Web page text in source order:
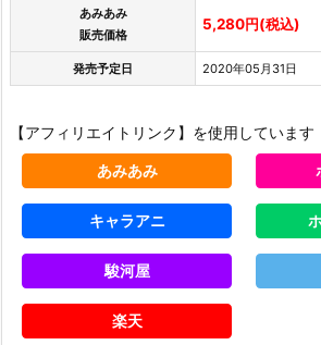
あみあみ
販売価格
5,280円(税込)
発売予定日 2020年05月31日
【アフィリエイトリンク】を使用しています
あみあみ
キャラアニ
駿河屋
楽天